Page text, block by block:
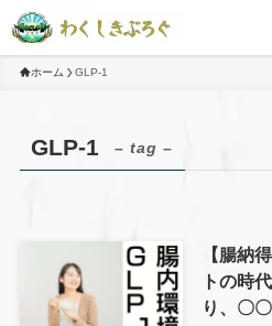
ホーム GLP-1
GLP-1 – tag –
【腸納
トの時
り、〇